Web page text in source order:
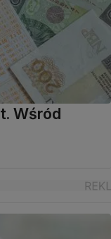
Wśród